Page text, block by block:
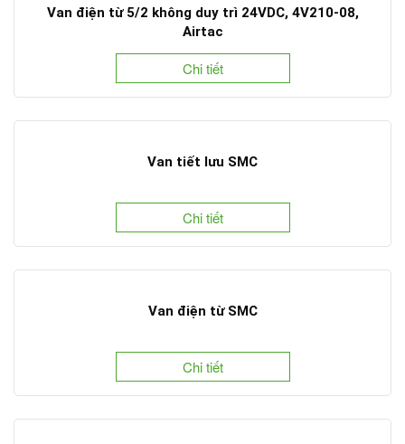
Van điện từ 5/2 không duy trì 24VDC, 4V210-08,
Airtac
Chi tiết
Van tiết lưu SMC
Chi tiết
Van điện từ SMC
Chi tiết